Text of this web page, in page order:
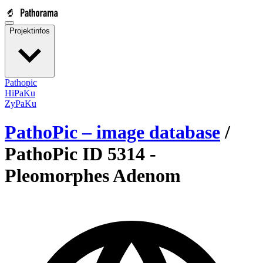
Projektinfos
Pathopic
HiPaKu
ZyPaKu
PathoPic – image database /
PathoPic ID 5314 -
Pleomorphes Adenom